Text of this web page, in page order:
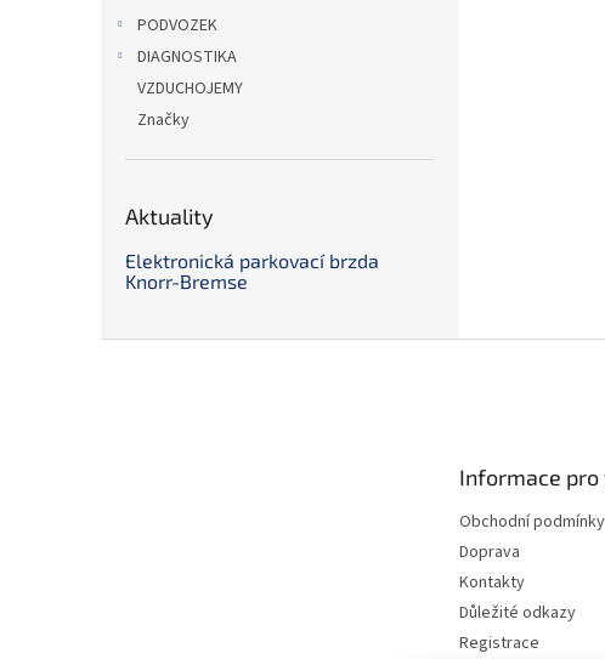
PODVOZEK
DIAGNOSTIKA
VZDUCHOJEMY
Značky
Aktuality
Elektronická parkovací brzda
Knorr-Bremse
Informace pro
Obchodní podmínky
Doprava
Kontakty
Důležité odkazy
Registrace